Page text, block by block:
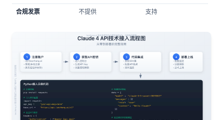
合规发票
不提供 支持